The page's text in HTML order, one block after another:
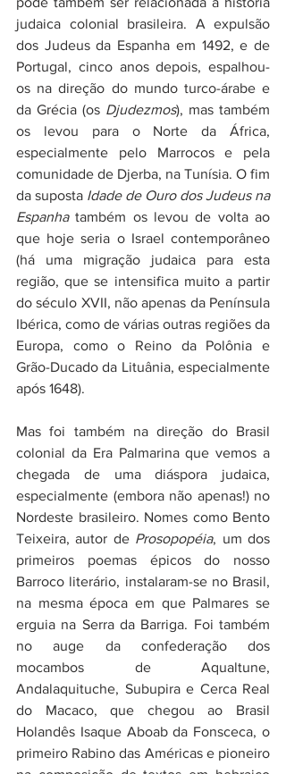
judaica colonial brasileira. A expulsão
dos Judeus da Espanha em 1492, e de
Portugal, cinco anos depois, espalhou-
os na direção do mundo turco-árabe e
da Grécia (os Djudezmos), mas também
os levou para o Norte da África,
especialmente pelo Marrocos e pela
comunidade de Djerba, na Tunísia. O fim
da suposta Idade de Ouro dos Judeus na
Espanha também os levou de volta ao
que hoje seria o Israel contemporâneo
(há uma migração judaica para esta
região, que se intensifica muito a partir
do século XVII, não apenas da Península
Ibérica, como de várias outras regiões da
Europa, como o Reino da Polônia e
Grão-Ducado da Lituânia, especialmente
após 1648).
Mas foi também na direção do Brasil
colonial da Era Palmarina que vemos a
chegada de uma diáspora judaica,
especialmente (embora não apenas!) no
Nordeste brasileiro. Nomes como Bento
Teixeira, autor de Prosopopéia, um dos
primeiros poemas épicos do nosso
Barroco literário, instalaram-se no Brasil,
na mesma época em que Palmares se
erguia na Serra da Barriga. Foi também
no auge da confederação dos
mocambos de Aqualtune,
Andalaquituche, Subupira e Cerca Real
do Macaco, que chegou ao Brasil
Holandês Isaque Aboab da Fonsceca, o
primeiro Rabino das Américas e pioneiro